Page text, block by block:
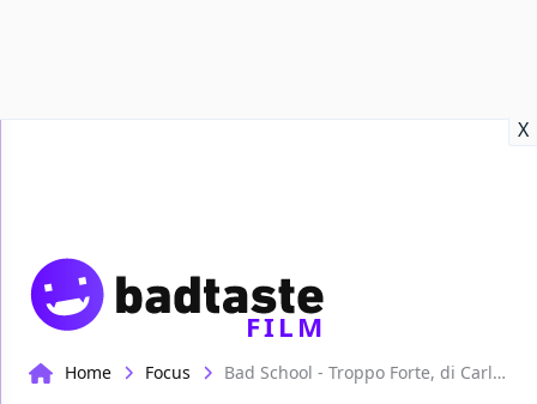
X
FILM
Home Focus Bad School - Troppo Forte, di Carlo Verdone